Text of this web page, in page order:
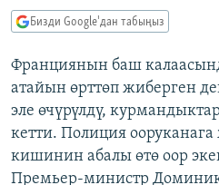
ДАНИСТЕ
АЗАТТЫК+
ОНЛАЙН ШЕРИНЕ
Бизди Google'дан табыңыз
Франциянын баш
атайын өрттөп жиберген
эле өчүрүлдү,
кетти. Полиция
кишинин абалы өтө оор
Премьер-министр Доминик